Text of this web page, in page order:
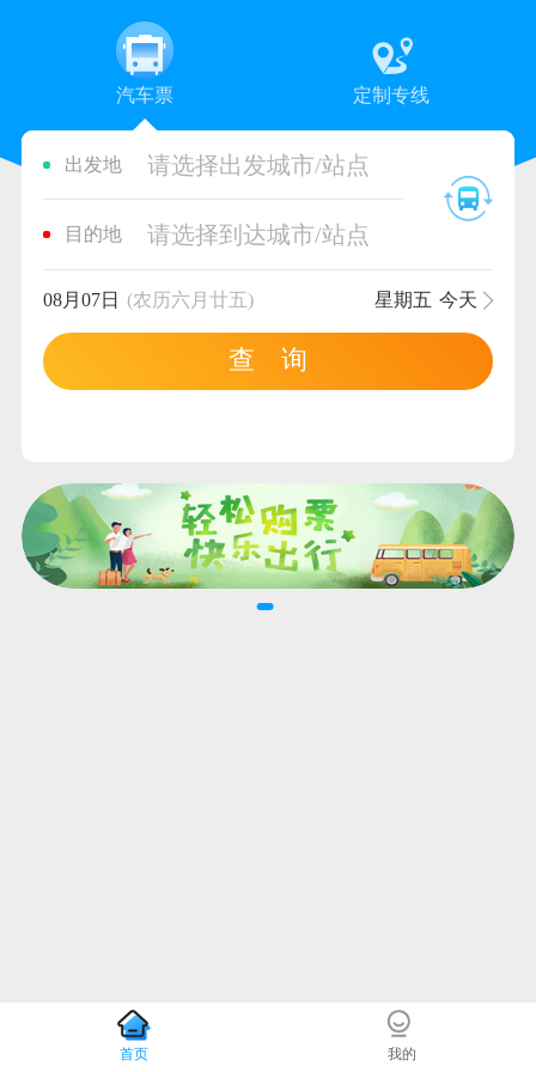
汽车票 定制专线
出发地 请选择出发城市/站点
目的地 请选择到达城市/站点
08月07日 (农历六月廿五) 星期五 今天
查 询
首页 我的